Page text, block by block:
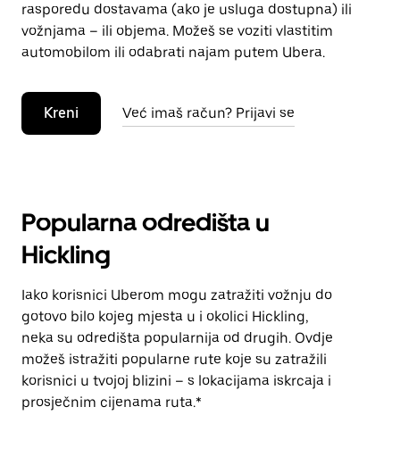
rasporedu dostavama (ako je usluga dostupna) ili
vožnjama – ili objema. Možeš se voziti vlastitim
automobilom ili odabrati najam putem Ubera.
Kreni Već imaš račun? Prijavi se
Popularna odredišta u
Hickling
Iako korisnici Uberom mogu zatražiti vožnju do
gotovo bilo kojeg mjesta u i okolici Hickling,
neka su odredišta popularnija od drugih. Ovdje
možeš istražiti popularne rute koje su zatražili
korisnici u tvojoj blizini – s lokacijama iskrcaja i
prosječnim cijenama ruta.*